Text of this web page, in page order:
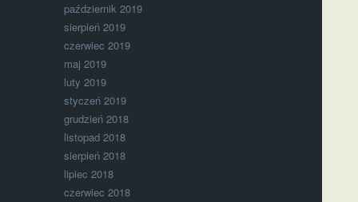
październik 2019
sierpień 2019
czerwiec 2019
maj 2019
luty 2019
styczeń 2019
grudzień 2018
listopad 2018
sierpień 2018
lipiec 2018
czerwiec 2018